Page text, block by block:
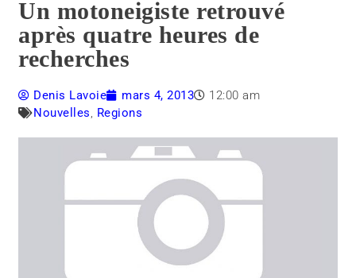
Un motoneigiste retrouvé
après quatre heures de
recherches
Denis Lavoie mars 4, 2013
12:00 am
Nouvelles, Regions